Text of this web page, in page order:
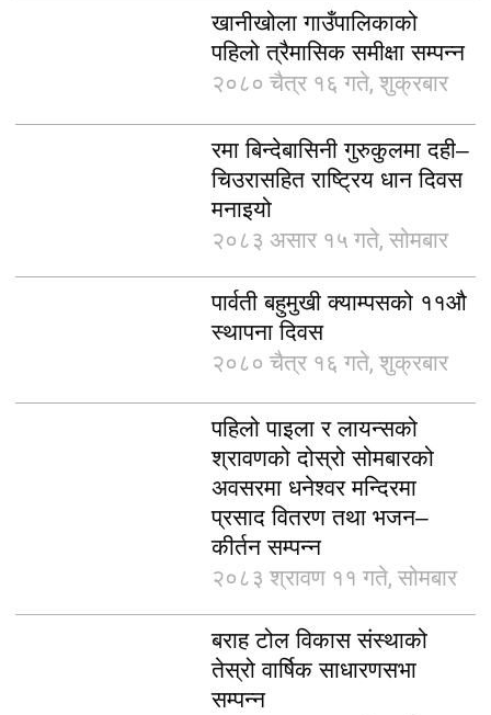
खानीखोला गाउँपालिकाको
पहिलो त्रैमासिक समीक्षा सम्पन्न
२०८० चैत्र १६ गते, शुक्रबार
रमा बिन्देबासिनी गुरुकुलमा दही–
चिउरासहित राष्ट्रिय धान दिवस
मनाइयो
२०८३ असार १५ गते, सोमबार
पार्वती बहुमुखी क्याम्पसको ११औ
स्थापना दिवस
२०८० चैत्र १६ गते, शुक्रबार
पहिलो पाइला र लायन्सको
श्रावणको दोस्रो सोमबारको
अवसरमा धनेश्वर मन्दिरमा
प्रसाद वितरण तथा भजन–
कीर्तन सम्पन्न
२०८३ श्रावण ११ गते, सोमबार
बराह टोल विकास संस्थाको
तेस्रो वार्षिक साधारणसभा
सम्पन्न